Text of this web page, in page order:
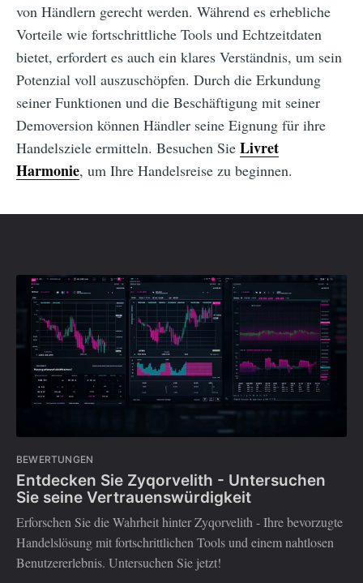
von Händlern gerecht werden. Während es erhebliche
Vorteile wie fortschrittliche Tools und Echtzeitdaten
bietet, erfordert es auch ein klares Verständnis, um sein
Potenzial voll auszuschöpfen. Durch die Erkundung
seiner Funktionen und die Beschäftigung mit seiner
Demoversion können Händler seine Eignung für ihre
Handelsziele ermitteln. Besuchen Sie Livret
Harmonie, um Ihre Handelsreise zu beginnen.
BEWERTUNGEN
Entdecken Sie Zyqorvelith - Untersuchen
Sie seine Vertrauenswürdigkeit
Erforschen Sie die Wahrheit hinter Zyqorvelith - Ihre bevorzugte
Handelslösung mit fortschrittlichen Tools und einem nahtlosen
Benutzererlebnis. Untersuchen Sie jetzt!